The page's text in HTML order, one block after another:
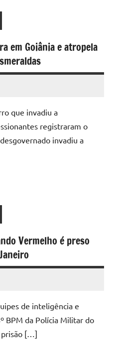
em Goiânia e atropela
que invadiu a
registraram o
invadiu a
Vermelho é preso
de inteligência e
BPM da Polícia Militar do
prisão […]